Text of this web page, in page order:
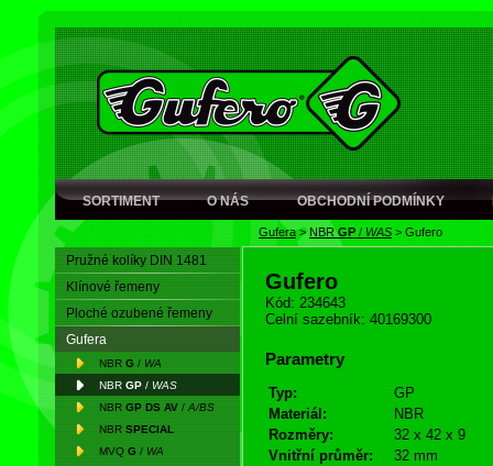
SORTIMENT O NÁS OBCHODNÍ PODMÍNKY
Gufera> NBRGP / WAS > Gufero
Pružné kolíky DIN 1481
Klínové řemeny
Ploché ozubené řemeny
Gufera
NBR G / WA
NBR GP / WAS
NBR GP DS AV / A/BS
NBR SPECIAL
MVQ G / WA
Gufero
Kód: 234643
Celní sazebník: 40169300
Parametry
Typ:
GP
Materiál:
NBR
Rozměry:
32 x 42 x 9
Vnitřní průměr:
32 mm